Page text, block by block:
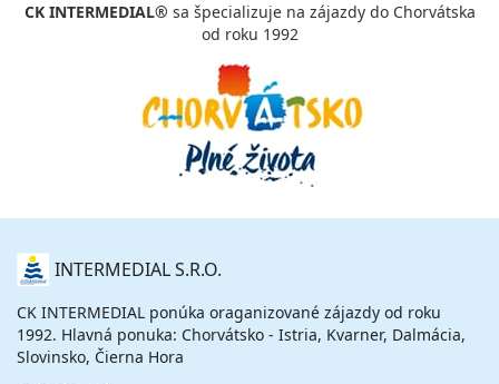
CK INTERMEDIAL® sa špecializuje na zájazdy do Chorvátska
od roku 1992
O
NÁS INTERMEDIAL S.R.O.
CK INTERMEDIAL ponúka oraganizované zájazdy od roku
1992. Hlavná ponuka: Chorvátsko - Istria, Kvarner, Dalmácia,
Slovinsko, Čierna Hora